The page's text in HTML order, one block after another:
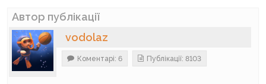
Автор публікації
vodolaz
Коментарі: 6 Публікації: 8103